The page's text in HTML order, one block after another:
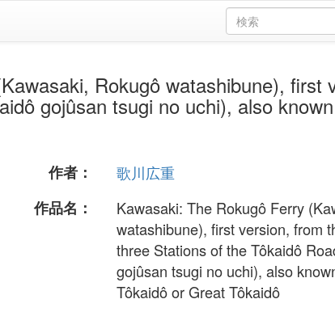
Rokugô watashibune), first
gojûsan tsugi no uchi), also
作者：
歌川広重
作品名：
Kawasaki: The Rokugô Ferry
watashibune), first version, from
three Stations of the Tôkaidô
gojûsan tsugi no uchi), also
Tôkaidô or Great Tôkaidô